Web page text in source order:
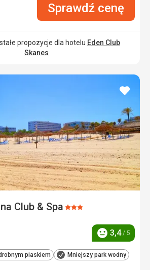
Sprawdź cenę
propozycje dla hotelu Eden Club
Skanes
Club & Spa Ocena:
Ocena
3,4/ 5
piaskiem Mniejszy park wodny
dodaj